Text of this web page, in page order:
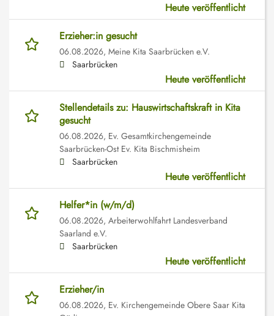
Heute veröffentlicht
Erzieher:in gesucht
06.08.2026, Meine Kita Saarbrücken e.V.
Saarbrücken
Heute veröffentlicht
Stellendetails zu: Hauswirtschaftskraft in Kita
gesucht
06.08.2026, Ev. Gesamtkirchengemeinde
Saarbrücken-Ost Ev. Kita Bischmisheim
Saarbrücken
Heute veröffentlicht
Helfer*in (w/m/d)
06.08.2026, Arbeiterwohlfahrt Landesverband
Saarland e.V.
Saarbrücken
Heute veröffentlicht
Erzieher/in
06.08.2026, Ev. Kirchengemeinde Obere Saar Kita